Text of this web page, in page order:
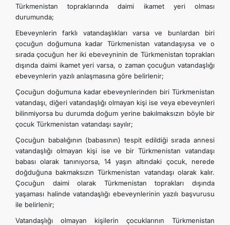
Türkmenistan topraklarında daimi ikamet yeri olması
durumunda;
Ebeveynlerin farklı vatandaşlıkları varsa ve bunlardan biri
çocuğun doğumuna kadar Türkmenistan vatandaşıysa ve o
sırada çocuğun her iki ebeveyninin de Türkmenistan toprakları
dışında daimi ikamet yeri varsa, o zaman çocuğun vatandaşlığı
ebeveynlerin yazılı anlaşmasına göre belirlenir;
Çocuğun doğumuna kadar ebeveynlerinden biri Türkmenistan
vatandaşı, diğeri vatandaşlığı olmayan kişi ise veya ebeveynleri
bilinmiyorsa bu durumda doğum yerine bakılmaksızın böyle bir
çocuk Türkmenistan vatandaşı sayılır;
Çocuğun babalığının (babasının) tespit edildiği sırada annesi
vatandaşlığı olmayan kişi ise ve bir Türkmenistan vatandaşı
babası olarak tanınıyorsa, 14 yaşın altındaki çocuk, nerede
doğduğuna bakmaksızın Türkmenistan vatandaşı olarak kalır.
Çocuğun daimi olarak Türkmenistan toprakları dışında
yaşaması halinde vatandaşlığı ebeveynlerinin yazılı başvurusu
ile belirlenir;
Vatandaşlığı olmayan kişilerin çocuklarının Türkmenistan